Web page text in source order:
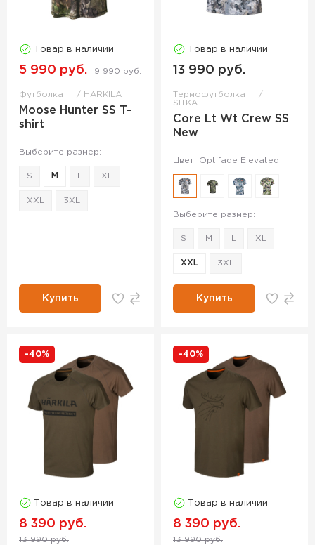
Товар в наличии
5 990 руб. 9 990 руб.
Футболка HARKILA
Moose Hunter SS T-
shirt
Выберите размер:
S M XL
XXL 3XL
Купить
Товар в наличии
13 990 руб.
Термофутболка
SITKA
Core Lt Wt Crew SS
New
Цвет: Optifade Elevated II
Выберите размер:
S M XL
XXL 3XL
Купить
-40%
Товар в наличии
8 390 руб.
13 990 руб.
-40%
Товар в наличии
8 390 руб.
13 990 руб.